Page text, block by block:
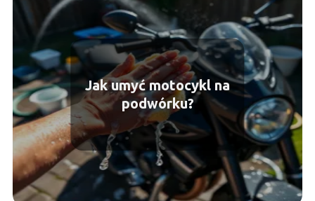
Jak umyć motocykl na
podwórku?